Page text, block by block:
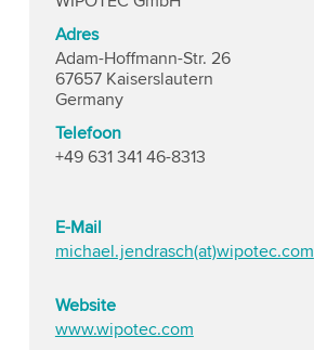
Adres
Adam-Hoffmann-Str. 26
67657 Kaiserslautern
Germany
Telefoon
+49 631 341 46-8313
E-Mail
michael.jendrasch(at)wipotec.com
Website
www.wipotec.com